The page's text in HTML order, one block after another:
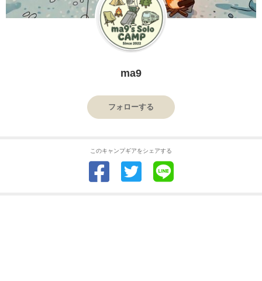
ma9
フォローする
このキャンプギアをシェアする